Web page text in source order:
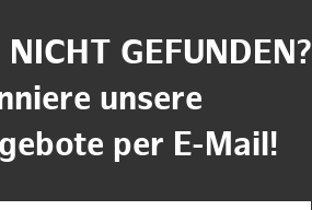
GEFUNDEN?
unsere
per E-Mail!